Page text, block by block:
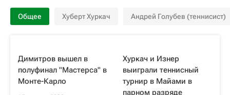
Общее Хуберт Хуркач Андрей Голубев (теннисист)
Димитров вышел в
полуфинал "Мастерса" в
Монте-Карло
Хуркач и Изнер
выиграли теннисный
турнир в Майами в
парном разряде